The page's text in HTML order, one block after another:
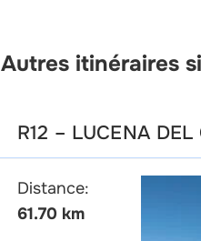
Autres itinéraires
R12 – LUCENA DEL
Distance:
61.70 km